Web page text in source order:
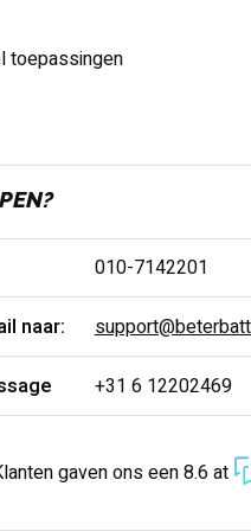
toepassingen
010-7142201
naar:
+31 6 12202469
gaven ons een 8.6 at